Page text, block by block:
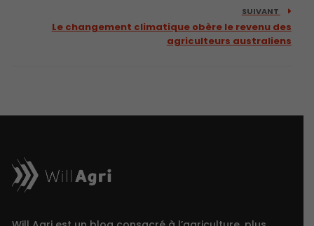
SUIVANT
Le changement climatique obère le revenu des
agriculteurs australiens